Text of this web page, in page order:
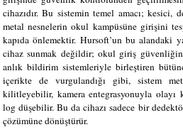
cihazıdır. Bu sistemin temel amacı;
metal nesnelerin okul kampüsüne girişini
kapıda önlemektir. Hursoft’un bu alandaki
cihaz sunmak değildir; okul giriş
anlık bildirim sistemleriyle birleştiren
içerikte de vurgulandığı gibi, sistem
kilitleyebilir, kamera entegrasyonuyla
log düşebilir. Bu da cihazı sadece bir
çözümüne dönüştürür.